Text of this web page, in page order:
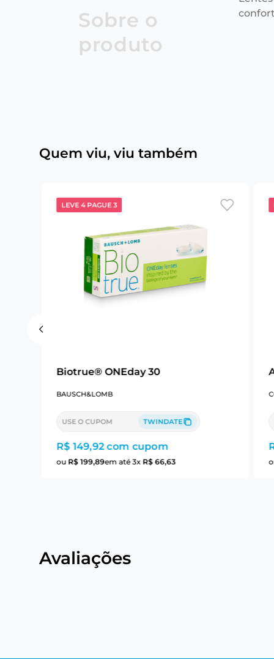
Sobre o
produto
Quem viu, viu também
LEVE 4 PAGUE 3
Biotrue® ONEday 30
BAUSCH&LOMB
USE O CUPOM TWINDATE
R$ 149,92com cupom
ou R$ 199,89em até3x R$ 66,63
Avaliações